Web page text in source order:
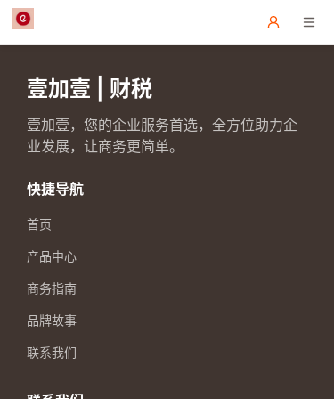
壹加壹 | 财税
壹加壹，您的企业服务首选，全方位助力企
业发展，让商务更简单。
快捷导航
首页
产品中心
商务指南
品牌故事
联系我们